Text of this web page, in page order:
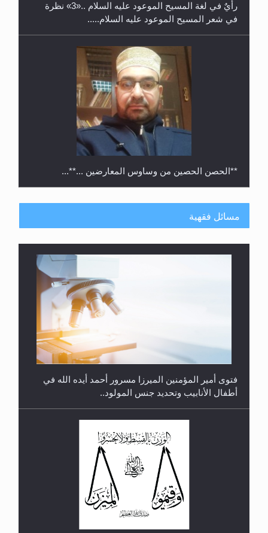
رأيٌ في لغة المسيح الموعود عليه السلام ..«3» نظرة
في شعر المسيح الموعود عليه السلام.....
**الحصن الحصين من وساوس المعارضين ...**...
رأيٌ في لغة المسيح الموعود عليه السلام.. 4...
مسائل فقهية
فتوى أمير المؤمنين الميرزا مسرور أحمد أيده الله في
أطفال الأنابيب وتحديد جنس المولود..